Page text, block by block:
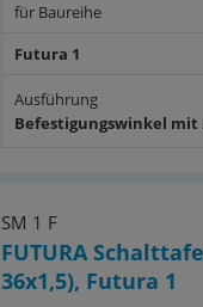
für Baureihe
Futura 1
Ausführung
Befestigungswinkel
SM 1 F
FUTURA
36x1,5), Futura 1